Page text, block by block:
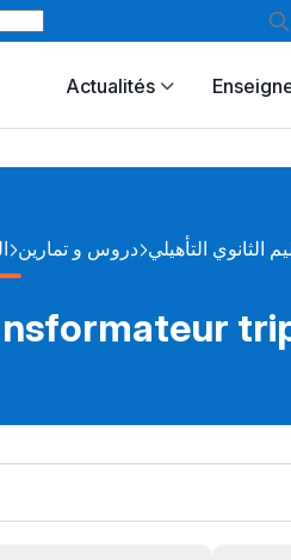
Actualités
دروس و تمارين الثانوي التأهيلي